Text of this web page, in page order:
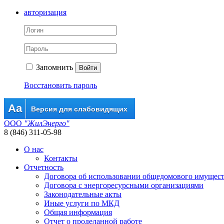
авторизация
Запомнить Войти
Восстановить пароль
Aa Версия для слабовидящих
ООО "ЖилЭнерго"
8 (846) 311-05-98
О нас
Контакты
Отчетность
Договора об использовании общедомового
Договора с энергоресурсными организациями
Законодательные акты
Иные услуги по МКД
Общая информация
Отчет о проделанной работе